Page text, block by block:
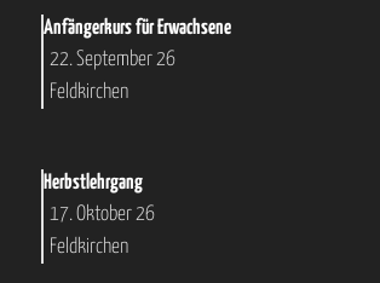
Anfängerkurs für Erwachsene
22. September 26
Feldkirchen
Herbstlehrgang
17. Oktober 26
Feldkirchen